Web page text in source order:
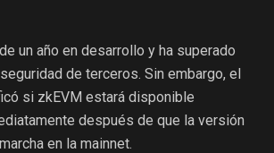
un año en desarrollo y ha superado
de terceros. Sin embargo, el
si zkEVM estará disponible
después de que la versión
en la mainnet.